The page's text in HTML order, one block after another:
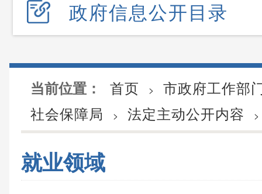
政府信息公开目录
当前位置： 首页 >
市政府工作部
社会保障局
> 法定主动公开内容 >
就业领域